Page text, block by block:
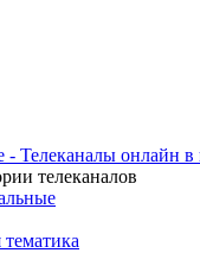
- Телеканалы онлайн
телеканалов